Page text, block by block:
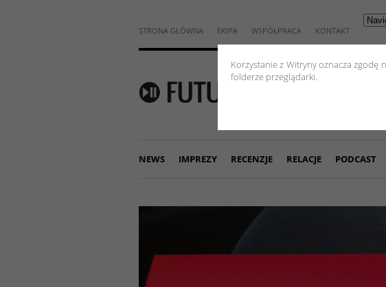
Korzystanie z Witryny oznacza zgodę
folderze przeglądarki.
STRONA GŁÓWNA EKIPA WSPÓŁPRACA KONTAKT
NEWS IMPREZY RECENZJE RELACJE PODCAST